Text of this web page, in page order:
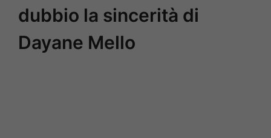
dubbio la sincerità di
Dayane Mello